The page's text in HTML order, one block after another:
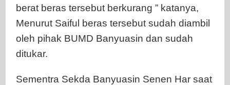
berat beras tersebut berkurang ” katanya,
Menurut Saiful beras tersebut sudah diambil
oleh pihak BUMD Banyuasin dan sudah
ditukar.
Sementra Sekda Banyuasin Senen Har saat